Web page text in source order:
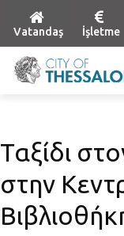
Vatandaş İşletme
Ταξίδι
στην